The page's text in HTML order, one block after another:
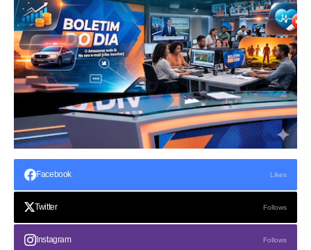
Facebook Likes
Twitter Follows
Instagram Follows